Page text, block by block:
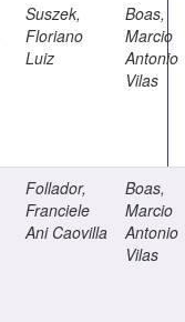
Suszek,
Floriano
Luiz
Boas,
Marcio
Antonio
Vilas
Follador,
Franciele
Ani Caovilla
Boas,
Marcio
Antonio
Vilas